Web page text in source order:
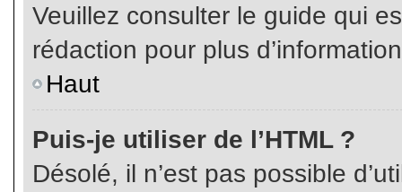
Veuillez consulter le guide qui
rédaction pour plus
Haut
Puis-je utiliser de l’HTML ?
Désolé, il n’est pas possible